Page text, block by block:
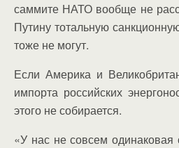
саммите НАТО вообще не
Путину тотальную
тоже не могут.
Если Америка и
импорта российских
этого не собирается.
«У нас не совсем